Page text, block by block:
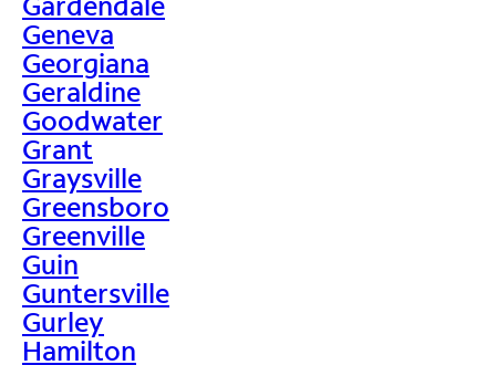
Geneva
Georgiana
Geraldine
Goodwater
Grant
Graysville
Greensboro
Greenville
Guin
Guntersville
Gurley
Hamilton